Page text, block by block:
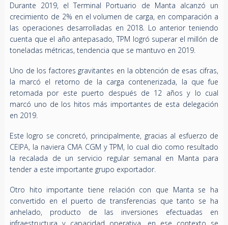
Durante 2019, el Terminal Portuario de Manta alcanzó un
crecimiento de 2% en el volumen de carga, en comparación a
las operaciones desarrolladas en 2018. Lo anterior teniendo
cuenta que el año antepasado, TPM logró superar el millón de
toneladas métricas, tendencia que se mantuvo en 2019.
Uno de los factores gravitantes en la obtención de esas cifras,
la marcó el retorno de la carga contenerizada, la que fue
retomada por este puerto después de 12 años y lo cual
marcó uno de los hitos más importantes de esta delegación
en 2019.
Este logro se concretó, principalmente, gracias al esfuerzo de
CEIPA, la naviera CMA CGM y TPM, lo cual dio como resultado
la recalada de un servicio regular semanal en Manta para
tender a este importante grupo exportador.
Otro hito importante tiene relación con que Manta se ha
convertido en el puerto de transferencias que tanto se ha
anhelado, producto de las inversiones efectuadas en